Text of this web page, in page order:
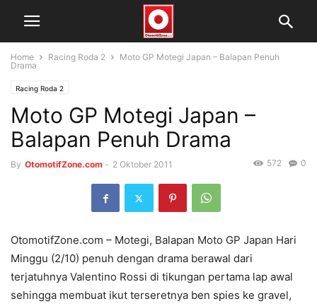
Home Racing Roda 2
Moto GP Motegi Japan – Balapan Penuh
Drama
Racing Roda 2
Moto GP Motegi Japan –
Balapan Penuh Drama
By OtomotifZone.com - 2 Oktober 2011 0
572
OtomotifZone.com – Motegi, Balapan Moto GP Japan Hari
Minggu (2/10) penuh dengan drama berawal dari
terjatuhnya Valentino Rossi di tikungan pertama lap awal
sehingga membuat ikut terseretnya ben spies ke gravel,